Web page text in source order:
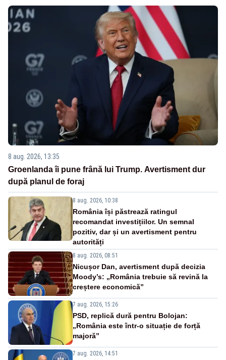
8 aug. 2026, 13:35
Groenlanda îi pune frână lui Trump. Avertisment dur
după planul de foraj
8 aug. 2026, 10:38
România își păstrează ratingul
recomandat investițiilor. Un semnal
pozitiv, dar și un avertisment pentru
autorități
8 aug. 2026, 08:51
Nicușor Dan, avertisment după decizia
Moody’s: „România trebuie să revină la
creștere economică”
7 aug. 2026, 15:26
PSD, replică dură pentru Bolojan:
„România este într-o situație de forță
majoră”
7 aug. 2026, 14:51